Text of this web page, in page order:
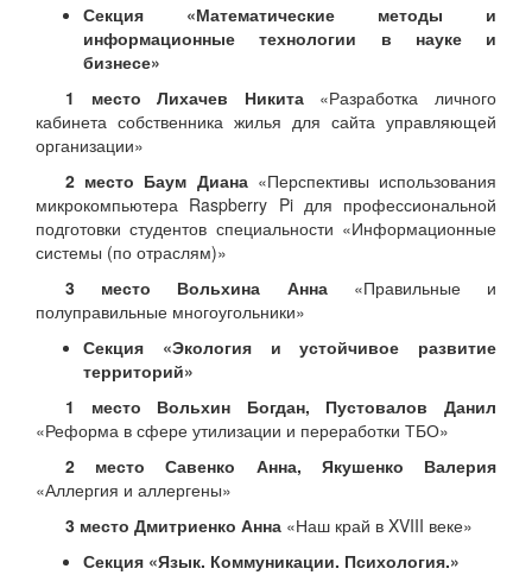
Секция «Математические методы и
информационные технологии в науке и
бизнесе»
1 место Лихачев Никита«Разработка личного
кабинета собственника жилья для сайта управляющей
организации»
2 место Баум Диана«Перспективы использования
микрокомпьютера Raspberry Pi для профессиональной
подготовки студентов специальности «Информационные
системы (по отраслям)»
3 место Вольхина Анна«Правильные и
полуправильные многоугольники»
Секция «Экология и устойчивое развитие
территорий»
1 место Вольхин Богдан, Пустовалов Данил
«Реформа в сфере утилизации и переработки ТБО»
2 место Савенко Анна, Якушенко Валерия
«Аллергия и аллергены»
3 место Дмитриенко Анна «Наш край в XVIII веке»
Секция «Язык. Коммуникации. Психология.»